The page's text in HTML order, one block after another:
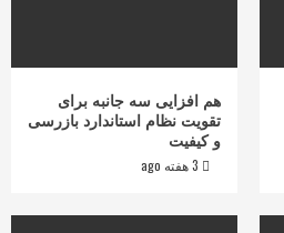
هم افزایی سه جانبه برای
تقویت نظام استاندارد بازرسی
و کیفیت